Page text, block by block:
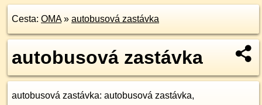
Cesta: OMA» autobusová zastávka
autobusová zastávka
autobusová zastávka: autobusová zastávka,